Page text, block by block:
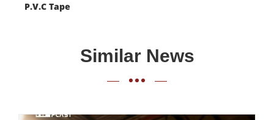
P.V.C Tape
Similar News